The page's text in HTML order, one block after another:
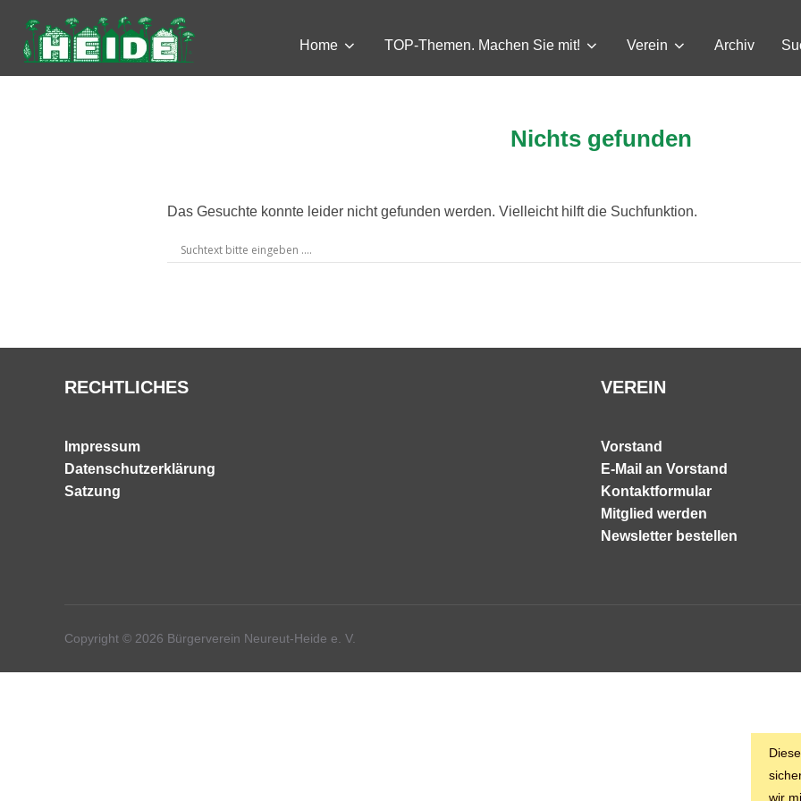
Inhalt
springen
Home TOP-Themen. Machen Sie mit! Verein Archiv
Nichts gefunden
Das Gesuchte konnte leider nicht gefunden werden. Vielleicht hilft die Suchfunktion.
RECHTLICHES
Impressum
Datenschutzerklärung
Satzung
VEREIN
Vorstand
E-Mail an Vorstand
Kontaktformular
Mitglied werden
Newsletter bestellen
Copyright © 2026 Bürgerverein Neureut-Heide e. V.
wir